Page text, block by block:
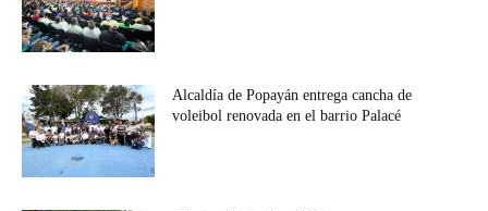
Alcaldía de Popayán entrega cancha de
voleibol renovada en el barrio Palacé